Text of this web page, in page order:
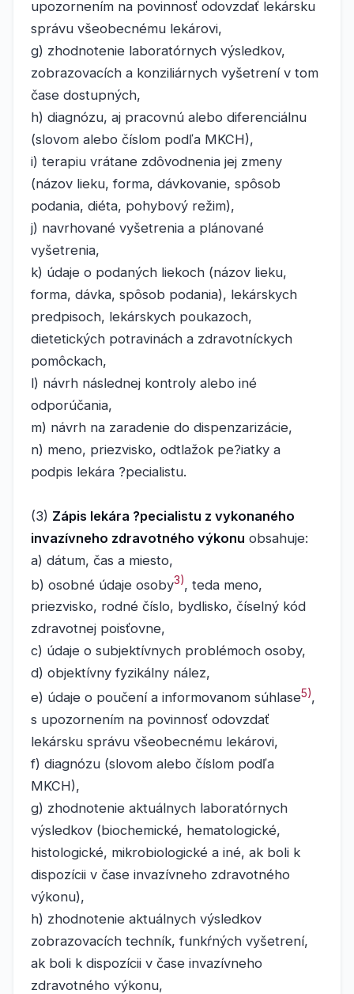
upozornením na povinnosť odovzdať lekársku
správu všeobecnému lekárovi,
g) zhodnotenie laboratórnych výsledkov,
zobrazovacích a konziliárnych vyšetrení v tom
čase dostupných,
h) diagnózu, aj pracovnú alebo diferenciálnu
(slovom alebo číslom podľa MKCH),
i) terapiu vrátane zdôvodnenia jej zmeny
(názov lieku, forma, dávkovanie, spôsob
podania, diéta, pohybový režim),
j) navrhované vyšetrenia a plánované
vyšetrenia,
k) údaje o podaných liekoch (názov lieku,
forma, dávka, spôsob podania), lekárskych
predpisoch, lekárskych poukazoch,
dietetických potravinách a zdravotníckych
pomôckach,
l) návrh následnej kontroly alebo iné
odporúčania,
m) návrh na zaradenie do dispenzarizácie,
n) meno, priezvisko, odtlažok pe?iatky a
podpis lekára ?pecialistu.
(3) Zápis lekára ?pecialistu z vykonaného
invazívneho zdravotného výkonu obsahuje:
a) dátum, čas a miesto,
b) osobné údaje osoby3), teda meno,
priezvisko, rodné číslo, bydlisko, číselný kód
zdravotnej poisťovne,
c) údaje o subjektívnych problémoch osoby,
d) objektívny fyzikálny nález,
e) údaje o poučení a informovanom súhlase5),
s upozornením na povinnosť odovzdať
lekársku správu všeobecnému lekárovi,
f) diagnózu (slovom alebo číslom podľa
MKCH),
g) zhodnotenie aktuálnych laboratórnych
výsledkov (biochemické, hematologické,
histologické, mikrobiologické a iné, ak boli k
dispozícii v čase invazívneho zdravotného
výkonu),
h) zhodnotenie aktuálnych výsledkov
zobrazovacích techník, funkŕných vyšetrení,
ak boli k dispozícii v čase invazívneho
zdravotného výkonu,